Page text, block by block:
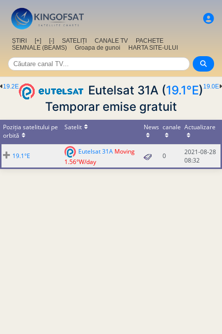
ȘTIRI [+] [-] SATELIȚI CANALE TV
PACHETE
SEMNALE (BEAMS)
Groapa de gunoi HARTA SITE-ULUI
19.0E
19.2E Eutelsat 31A (19.1°E)
Temporar emise gratuit
Poziția satelitului pe
orbită
Satelit News canale Actualizare
19.1°E
Eutelsat 31A Moving
1.56°W/day
0
2021-08-28
08:32